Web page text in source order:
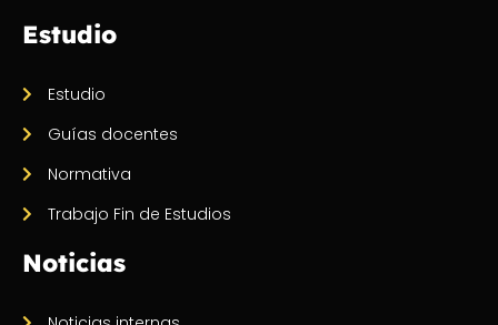
Estudio
Estudio
Guías docentes
Normativa
Trabajo Fin de Estudios
Noticias